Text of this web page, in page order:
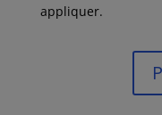
appliquer.